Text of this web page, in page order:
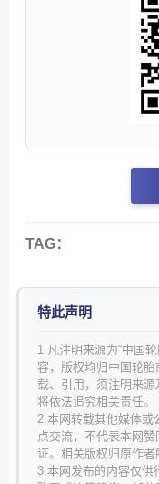
TAG：
特此声明
1.凡注明来源为“中国
容，版权均归中国轮
载、引用，须注明来
将依法追究相关责任。
2.本网转载其他媒体或
点交流，不代表本网
证。相关版权归原作者
3.本网发布的内容仅供